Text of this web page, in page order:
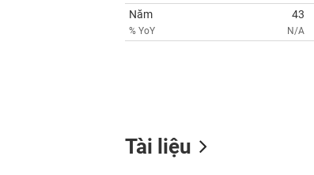
Năm
% YoY
43
N/A
Tài liệu